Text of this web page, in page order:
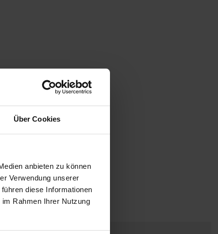
Über Cookies
anbieten zu können
Verwendung unserer
diese Informationen
Rahmen Ihrer Nutzung